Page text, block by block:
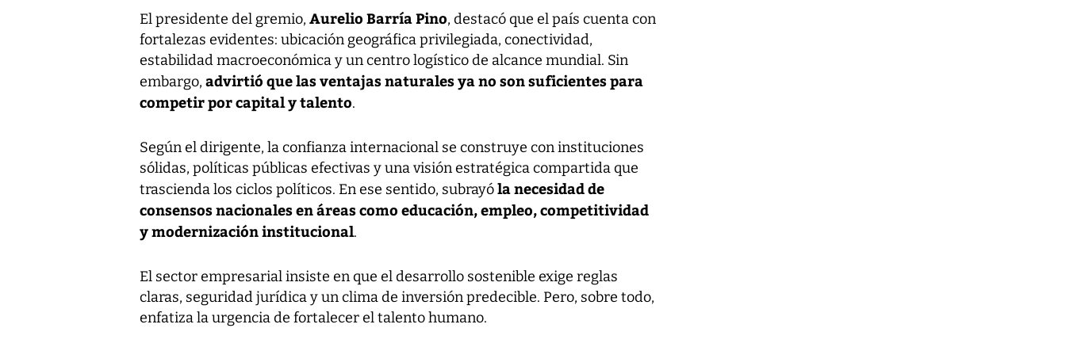
El presidente del gremio, Aurelio Barría Pino, destacó que el país cuenta con
fortalezas evidentes: ubicación geográfica privilegiada, conectividad,
estabilidad macroeconómica y un centro logístico de alcance mundial. Sin
embargo, advirtió que las ventajas naturales ya no son suficientes para
competir por capital y talento.
Según el dirigente, la confianza internacional se construye con instituciones
sólidas, políticas públicas efectivas y una visión estratégica compartida que
trascienda los ciclos políticos. En ese sentido, subrayóla necesidad de
consensos nacionales en áreas como educación, empleo, competitividad
y modernización institucional.
El sector empresarial insiste en que el desarrollo sostenible exige reglas
claras, seguridad jurídica y un clima de inversión predecible. Pero, sobre todo,
enfatiza la urgencia de fortalecer el talento humano.